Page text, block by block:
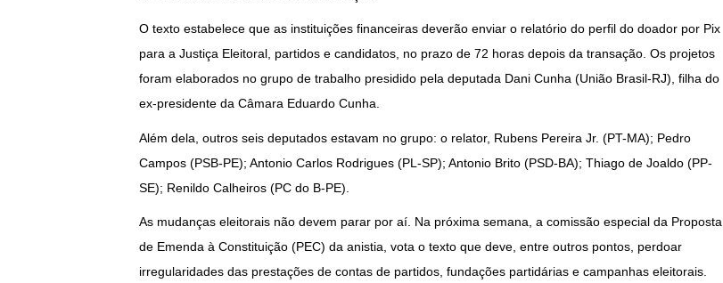
O texto estabelece que as instituições financeiras deverão enviar o relatório do perfil do doador por Pix
para a Justiça Eleitoral, partidos e candidatos, no prazo de 72 horas depois da transação. Os projetos
foram elaborados no grupo de trabalho presidido pela deputada Dani Cunha (União Brasil-RJ), filha do
ex-presidente da Câmara Eduardo Cunha.
Além dela, outros seis deputados estavam no grupo: o relator, Rubens Pereira Jr. (PT-MA); Pedro
Campos (PSB-PE); Antonio Carlos Rodrigues (PL-SP); Antonio Brito (PSD-BA); Thiago de Joaldo (PP-
SE); Renildo Calheiros (PC do B-PE).
As mudanças eleitorais não devem parar por aí. Na próxima semana, a comissão especial da Proposta
de Emenda à Constituição (PEC) da anistia, vota o texto que deve, entre outros pontos, perdoar
irregularidades das prestações de contas de partidos, fundações partidárias e campanhas eleitorais.